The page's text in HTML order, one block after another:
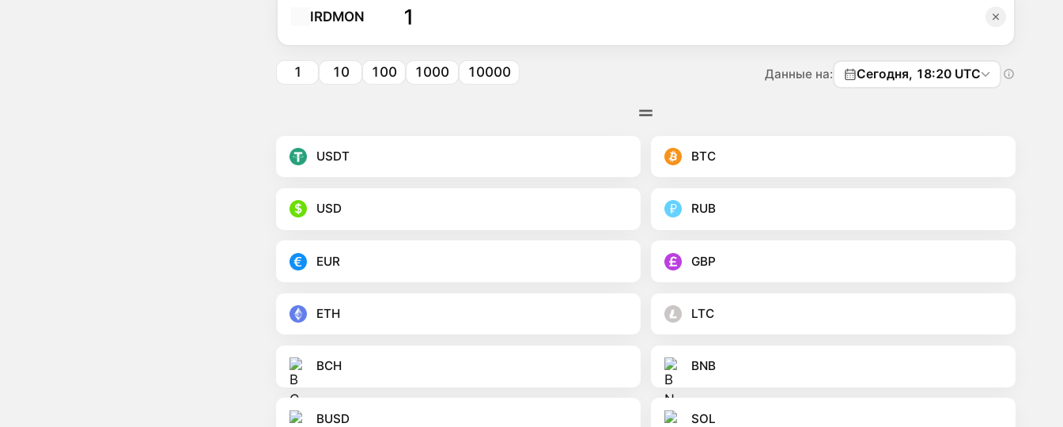
IRDMON
1 10 100 1000 10000 Данные на: Сегодня, 18:20 UTC
USDT BTC
USD RUB
EUR GBP
ETH LTC
BCH BNB
BUSD SOL